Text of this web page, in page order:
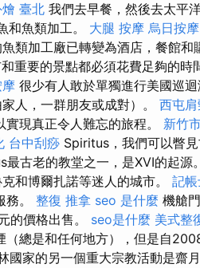
臺北 我們去早餐，然後去太平
和魚類加工。 大腿 按摩 烏日按摩
類加工廠已轉變為酒店，餐館和
重要的景點都必須花費足夠的時
很少有人敢於單獨進行美國巡
人，一群朋友或成對）。 西屯
現真正令人難忘的旅程。 新竹
台中刮痧 Spiritus，我們可以瞥
最古老的教堂之一，是XVI的起源
和博爾扎諾等迷人的城市。 記
。 整復 推拿 seo 是什麼 機艙
的價格出售。 seo是什麼 美式整
（總是和任何地方），但是自
國家的另一個重大宗教活動是齋月